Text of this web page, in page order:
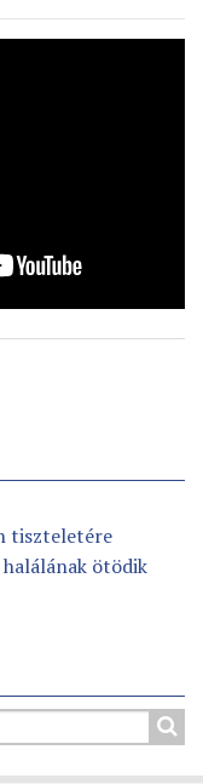
tiszteletére
ötödik